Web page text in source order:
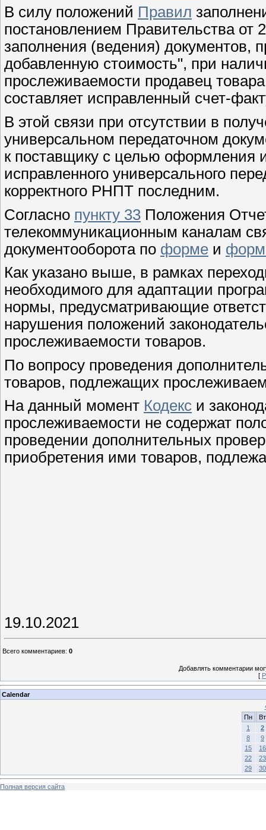
В силу положений Правил
постановлением Правительства
заполнения (ведения) документов,
добавленную стоимость", при
прослеживаемости продавец
составляет исправленный счет-
В этой связи при отсутствии в
универсальном передаточном
к поставщику с целью оформления
исправленного универсального
корректного РНПТ последним.
Согласно пункту 33 Положения
телекоммуникационным каналам
документооборота по форме и
Как указано выше, в рамках
необходимого для адаптации
нормы, предусматривающие
нарушения положений
прослеживаемости товаров.
По вопросу проведения
товаров, подлежащих
На данный момент Кодекс и
прослеживаемости не содержат
проведении дополнительных
приобретения ими товаров,
19.10.2021
Всего комментариев: 0
Добавлять комментарии
[
Calendar
Пн
Вт
1
2
8
9
15
16
22
23
29
30
Полная версия сайта